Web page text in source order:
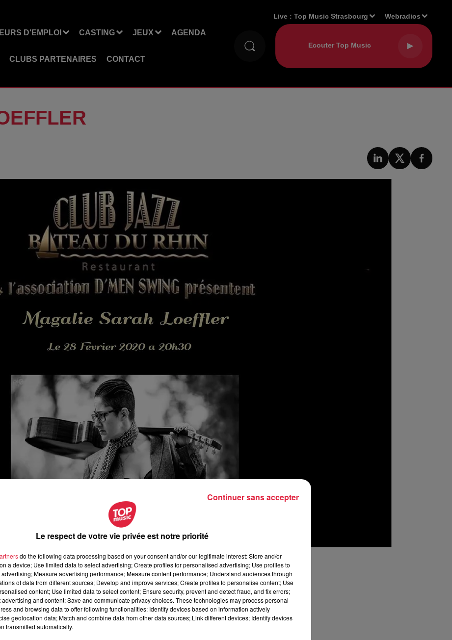
D'EMPLOI CASTING JEUX AGENDA
CLUBS PARTENAIRES CONTACT
Live :Top Music Strasbourg Webradios
février 2020 à 0h00
février 2020 à 0h00
Le respect de votre vie privée est notre priorité
do the following data processing based on your consent and/or our legitimate interest: Store and/or
a device; Use limited data to select advertising; Create profiles for personalised advertising; Use profiles to
Measure advertising performance; Measure content performance; Understand audiences through
of data from different sources; Develop and improve services; Create profiles to personalise content; Use
content; Use limited data to select content; Ensure security, prevent and detect fraud, and fix errors;
and content; Save and communicate privacy choices. These technologies may process personal
and browsing data to offer following functionalities: Identify devices based on information actively
geolocation data; Match and combine data from other data sources; Link different devices; Identify devices
transmitted automatically.
Continuer sans accepter